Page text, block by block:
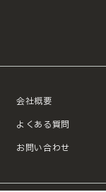
会社概要
よくある質問
お問い合わせ